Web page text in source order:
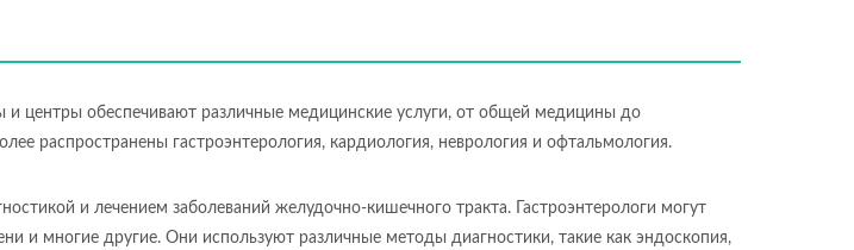
центры обеспечивают различные медицинские услуги, от общей медицины до
распространены гастроэнтерология, кардиология, неврология и офтальмология.
и лечением заболеваний желудочно-кишечного тракта. Гастроэнтерологи могут
и многие другие. Они используют различные методы диагностики, такие как эндоскопия,